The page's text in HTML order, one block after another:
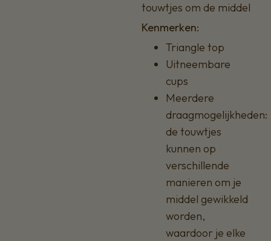
touwtjes om de middel
Kenmerken:
Triangle top
Uitneembare
cups
Meerdere
draagmogelijkheden:
de touwtjes
kunnen op
verschillende
manieren om je
middel gewikkeld
worden,
waardoor je elke